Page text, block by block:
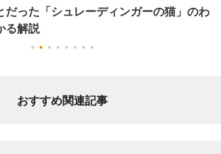
だった「シュレーディンガーの猫」のわ
る解説
おすすめ関連記事